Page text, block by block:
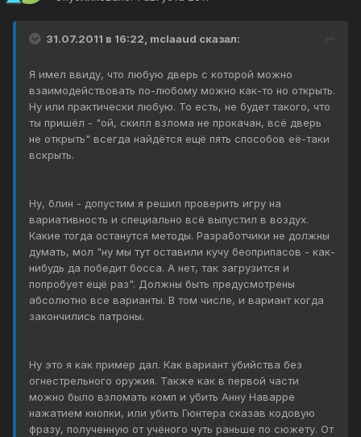
31.07.2011 в 16:22, mclaaud сказал:
Я имел ввиду, что любую дверь с которой можно
взаимодействовать по-любому можно как-то но открыть.
Ну или практически любую. То есть, не будет такого, что
ты пришёл - "ой, скилл взлома не прокачан, всё дверь
не открыть" всегда найдётся ещё пять способов её-таки
вскрыть.
Ну, блин - допустим я решил проверить игру на
вариативность и специально всё выпустил в воздух.
Какие тогда останутся методы. Разработчики не должны
думать, мол "ну мы тут оставили кучу беоприпасов - как-
нибудь да победит босса. А нет, так загрузится и
попробует ещё раз". Должны быть предусмотрены
абсолютно все варианты. В том числе, и вариант когда
закончились патроны.
Ну это я как пример дал. Как вариант убийства без
огнестрельного оружия. Также как в первой части
можно было взломать комп и убить Анну Наварре
нажатием кнопки, или убить Гюнтера сказав кодовую
фразу, полученную от учёного чуть раньше по сюжету. От